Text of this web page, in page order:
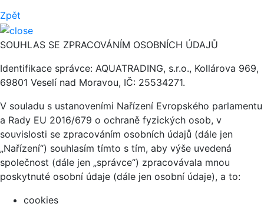
Zpět
SOUHLAS SE ZPRACOVÁNÍM OSOBNÍCH ÚDAJŮ
Identifikace správce: AQUATRADING, s.r.o., Kollárova 969,
69801 Veselí nad Moravou, IČ: 25534271.
V souladu s ustanoveními Nařízení Evropského parlamentu
a Rady EU 2016/679 o ochraně fyzických osob, v
souvislosti se zpracováním osobních údajů (dále jen
„Nařízení“) souhlasím tímto s tím, aby výše uvedená
společnost (dále jen „správce“) zpracovávala mnou
poskytnuté osobní údaje (dále jen osobní údaje), a to:
cookies